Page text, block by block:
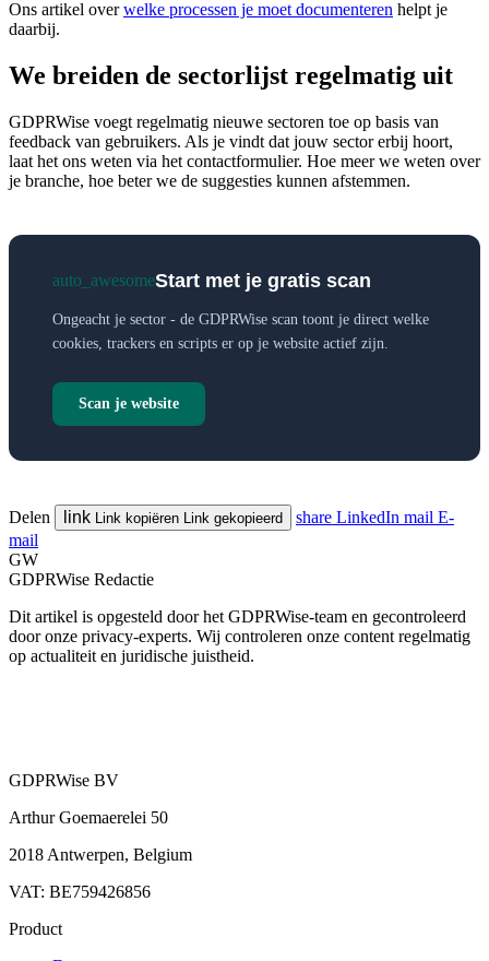
Ons artikel overwelke processen je moet documenteren helpt je
daarbij.
We breiden de sectorlijst regelmatig uit
GDPRWise voegt regelmatig nieuwe sectoren toe op basis van
feedback van gebruikers. Als je vindt dat jouw sector erbij hoort,
laat het ons weten via het contactformulier. Hoe meer we weten over
je branche, hoe beter we de suggesties kunnen afstemmen.
auto_awesomeStart met je gratis scan
Ongeacht je sector - de GDPRWise scan toont je direct welke
cookies, trackers en scripts er op je website actief zijn.
Scan je website
Delen link Link kopiëren Link gekopieerd share LinkedIn mail E-
mail
GW
GDPRWise Redactie
Dit artikel is opgesteld door het GDPRWise-team en gecontroleerd
door onze privacy-experts. Wij controleren onze content regelmatig
op actualiteit en juridische juistheid.
GDPRWise BV
Arthur Goemaerelei 50
2018 Antwerpen, Belgium
VAT: BE759426856
Product